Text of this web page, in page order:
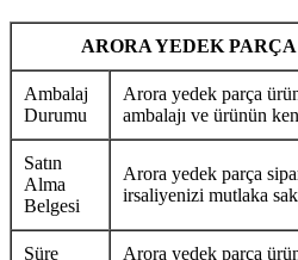
ARORA YEDEK
Ambalaj
Durumu
Arora yedek parça
ambalajı ve ürünün
Satın
Alma
Belgesi
Arora yedek parça
irsaliyenizi mutlaka
Süre Arora yedek parça